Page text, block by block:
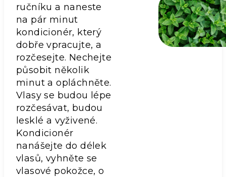
ručníku a naneste
na pár minut
kondicionér, který
dobře vpracujte, a
rozčesejte. Nechejte
působit několik
minut a opláchněte.
Vlasy se budou lépe
rozčesávat, budou
lesklé a vyživené.
Kondicionér
nanášejte do délek
vlasů, vyhněte se
vlasové pokožce, o